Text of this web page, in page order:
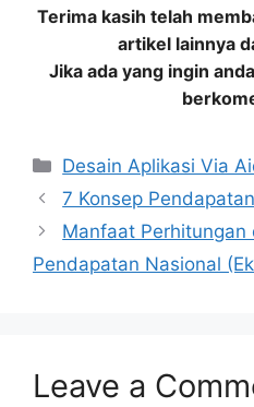
Terima kasih telah
artikel lainnya
Jika ada yang ingin
Categories
Desain Aplikasi Via
7 Konsep
Manfaat Perhitungan
Pendapatan Nasional
Leave a